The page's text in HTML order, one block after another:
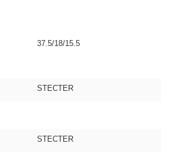
37.5/18/15.5
STECTER
STECTER